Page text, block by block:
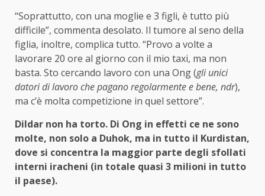
“Soprattutto, con una moglie e 3 figli, è tutto più
difficile”, commenta desolato. Il tumore al seno della
figlia, inoltre, complica tutto. “Provo a volte a
lavorare 20 ore al giorno con il mio taxi, ma non
basta. Sto cercando lavoro con una Ong (gli unici
datori di lavoro che pagano regolarmente e bene, ndr),
ma c’è molta competizione in quel settore”.
Dildar non ha torto. Di Ong in effetti ce ne sono
molte, non solo a Duhok, ma in tutto il Kurdistan,
dove si concentra la maggior parte degli sfollati
interni iracheni (in totale quasi 3 milioni in tutto
il paese).